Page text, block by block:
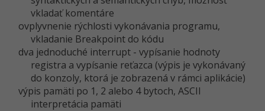
SQL
UML -80%
Algoritmy -41%
Umelá inteligencia -10%
vkladať komentáre
ovplyvnenie rýchlosti vykonávania programu,
vkladanie Breakpoint do kódu
dva jednoduché interrupt - vypísanie hodnoty
registra a vypísanie reťazca (výpis je vykonávaný
do konzoly, ktorá je zobrazená v rámci aplikácie)
výpis pamäti po 1, 2 alebo 4 bytoch, ASCII
interpretácia pamäti